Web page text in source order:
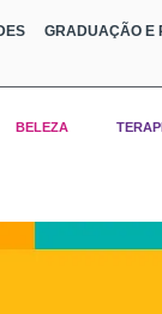
GRADUAÇÃO E
BELEZA